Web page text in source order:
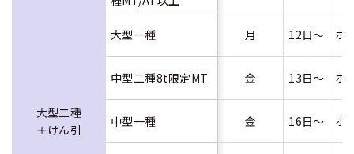
大型二種
＋けん引
大型一種 月 12日～ ホ
中型二種8t限定MT 金 13日～ ホ
中型一種 金 16日～ ホ